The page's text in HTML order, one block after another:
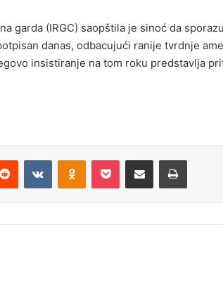
garda (IRGC) saopštila je sinoć da
danas, odbacujući ranije tvrdnje
insistiranje na tom roku predstavlja